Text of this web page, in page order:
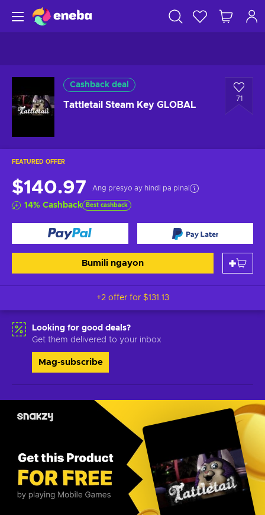
Cashback deal
Tattletail Steam Key GLOBAL
71
FEATURED OFFER
$140.97 Ang presyo ay hindi pa pinal
14% Cashback Best cashback
Bumili ngayon
+2 offer for $131.13
Looking for good deals?
Get them delivered to your inbox
Mag-subscribe